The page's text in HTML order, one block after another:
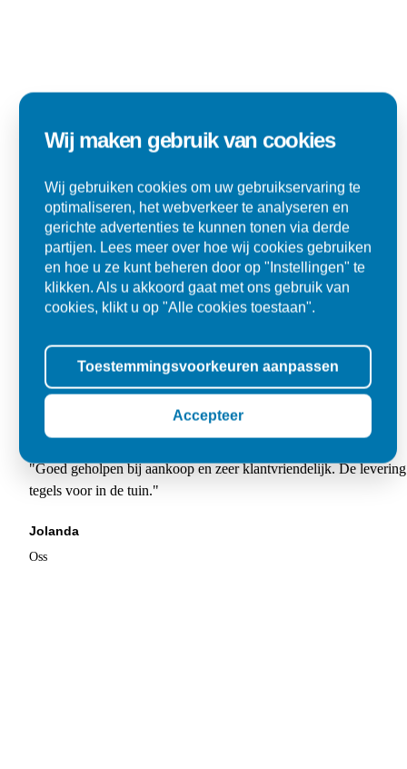
Super
"Goed geholpen bij aankoop en zeer klantvriendelijk. De
tegels voor in de tuin."
Jolanda
Oss
Wij maken gebruik van cookies
Wij gebruiken cookies om uw gebruikservaring te
optimaliseren, het webverkeer te analyseren en
gerichte advertenties te kunnen tonen via derde
partijen. Lees meer over hoe wij cookies gebruiken
en hoe u ze kunt beheren door op "Instellingen" te
klikken. Als u akkoord gaat met ons gebruik van
cookies, klikt u op "Alle cookies toestaan".
Toestemmingsvoorkeuren aanpassen
Accepteer